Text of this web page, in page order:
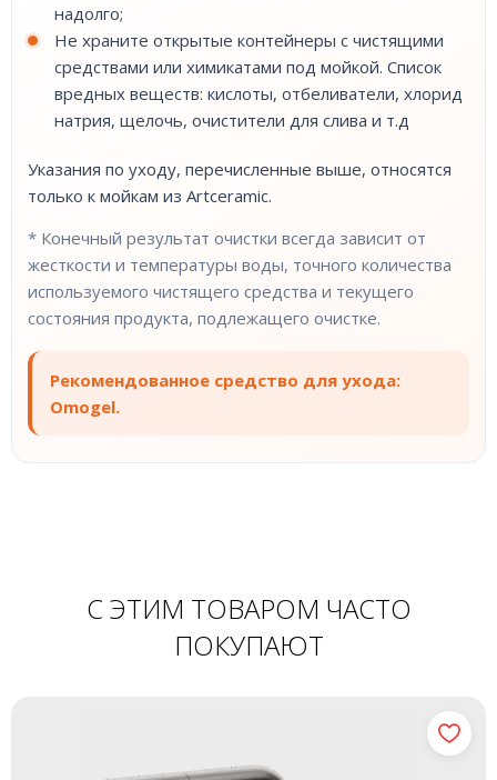
надолго;
Не храните открытые контейнеры с чистящими
средствами или химикатами под мойкой. Список
вредных веществ: кислоты, отбеливатели, хлорид
натрия, щелочь, очистители для слива и т.д
Указания по уходу, перечисленные выше, относятся
только к мойкам из Artceramic.
* Конечный результат очистки всегда зависит от
жесткости и температуры воды, точного количества
используемого чистящего средства и текущего
состояния продукта, подлежащего очистке.
Рекомендованное средство для ухода:
Omogel.
С ЭТИМ ТОВАРОМ ЧАСТО
ПОКУПАЮТ